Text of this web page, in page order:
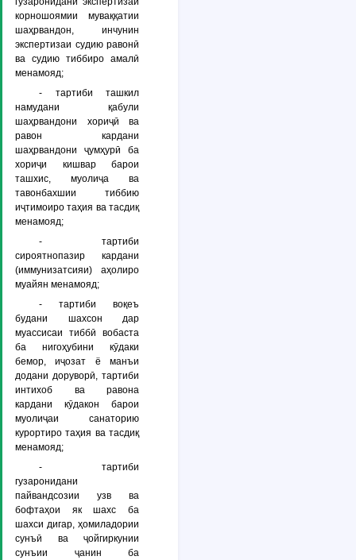
корношоямии муваққатии
шаҳрвандон, инчунин
экспертизаи судию равонӣ
ва судию тиббиро амалӣ
менамояд;
- тартиби ташкил
намудани қабули
шаҳрвандони хориҷӣ ва
равон кардани
шаҳрвандони ҷумҳурӣ ба
хориҷи кишвар барои
ташхис, муолиҷа ва
тавонбахшии тиббию
иҷтимоиро таҳия ва тасдиқ
менамояд;
- тартиби
сироятнопазир кардани
(иммунизатсияи) аҳолиро
муайян менамояд;
- тартиби воқеъ
будани шахсон дар
муассисаи тиббӣ вобаста
ба нигоҳубини кӯдаки
бемор, иҷозат ё манъи
додани доруворӣ, тартиби
интихоб ва равона
кардани кӯдакон барои
муолиҷаи санаторию
курортиро таҳия ва тасдиқ
менамояд;
- тартиби
гузаронидани
пайвандсозии узв ва
бофтаҳои як шахс ба
шахси дигар, ҳомиладории
сунъӣ ва ҷойгиркунии
сунъии ҷанин ба